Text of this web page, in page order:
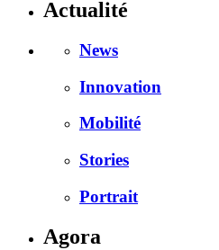
Actualité
News
Innovation
Mobilité
Stories
Portrait
Agora